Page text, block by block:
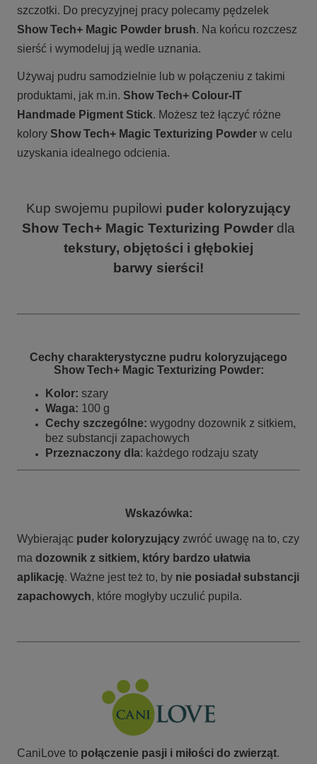
szczotki. Do precyzyjnej pracy polecamy pędzelek
Show Tech+ Magic Powder brush. Na końcu rozczesz
sierść i wymodeluj ją wedle uznania.
Używaj pudru samodzielnie lub w połączeniu z takimi
produktami, jak m.in. Show Tech+ Colour-IT
Handmade Pigment Stick. Możesz też łączyć różne
kolory Show Tech+ Magic Texturizing Powder w celu
uzyskania idealnego odcienia.
Kup swojemu pupilowi puder koloryzujący
Show Tech+ Magic Texturizing Powder dla
tekstury, objętości i głębokiej
barwy sierści!
Cechy charakterystyczne pudru koloryzującego
Show Tech+ Magic Texturizing Powder:
Kolor: szary
Waga: 100 g
Cechy szczególne: wygodny dozownik z sitkiem,
bez substancji zapachowych
Przeznaczony dla: każdego rodzaju szaty
Wskazówka:
Wybierając puder koloryzujący zwróć uwagę na to, czy
ma dozownik z sitkiem, który bardzo ułatwia
aplikację. Ważne jest też to, by nie posiadał substancji
zapachowych, które mogłyby uczulić pupila.
CaniLove to połączenie pasji i miłości do zwierząt.